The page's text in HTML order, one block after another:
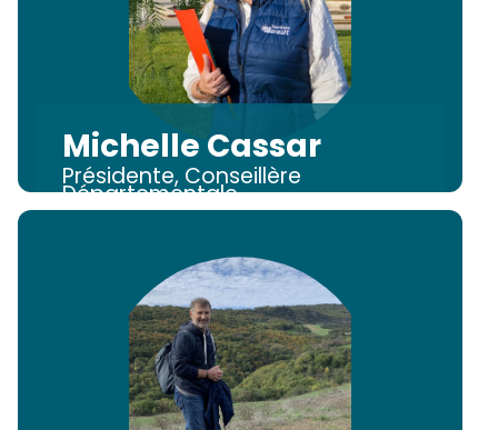
Michelle Cassar
Présidente, Conseillère
Départementale